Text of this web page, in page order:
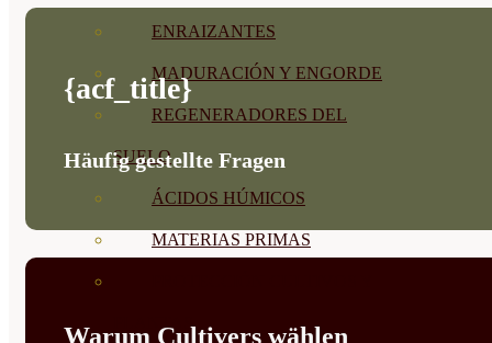
ENRAIZANTES
MADURACIÓN Y ENGORDE
REGENERADORES DEL
SUELO
ÁCIDOS HÚMICOS
MATERIAS PRIMAS
PLANTAS
{acf_title}
Häufig gestellte Fragen
Warum Cultivers wählen